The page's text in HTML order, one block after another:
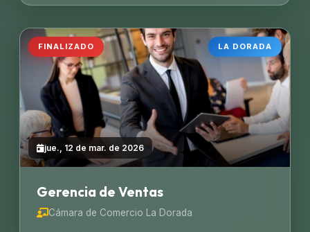
LA DORADA
jue., 12 de mar. de 2026
FINALIZADO
Gerencia de Ventas
Cámara de Comercio La Dorada